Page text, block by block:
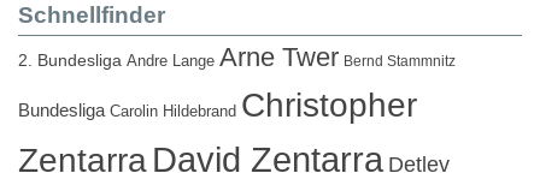
Schnellfinder
2. Bundesliga Andre Lange Arne Twer Bernd Stammnitz
Bundesliga Carolin Hildebrand Christopher
ZentarraDavid Zentarra Detlev